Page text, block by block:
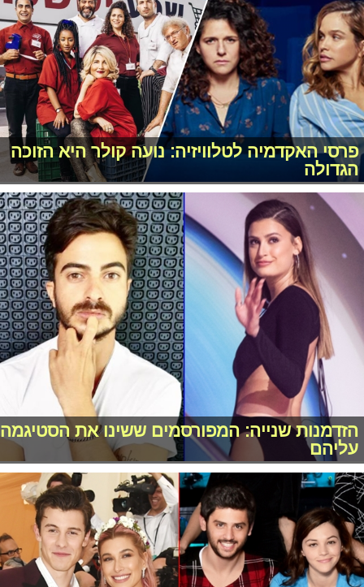
פרסי האקדמיה לטלוויזיה: נועה קולר היא הזוכה
הגדולה
הזדמנות שנייה: המפורסמים ששינו את הסטיגמה
עליהם